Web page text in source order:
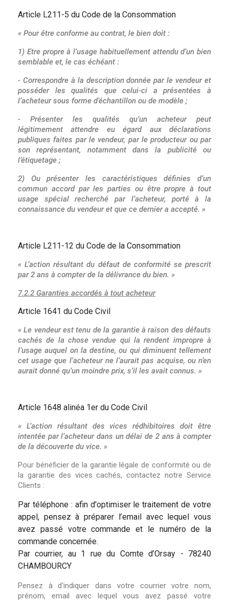
Article L211-5 du Code de la Consommation
« Pour être conforme au contrat, le bien doit :
1) Etre propre à l’usage habituellement attendu d’un bien
semblable et, le cas échéant :
- Correspondre à la description donnée par le vendeur et
posséder les qualités que celui-ci a présentées à
l’acheteur sous forme d’échantillon ou de modèle ;
- Présenter les qualités qu’un acheteur peut
légitimement attendre eu égard aux déclarations
publiques faites par le vendeur, par le producteur ou par
son représentant, notamment dans la publicité ou
l’étiquetage ;
2) Ou présenter les caractéristiques définies d’un
commun accord par les parties ou être propre à tout
usage spécial recherché par l’acheteur, porté à la
connaissance du vendeur et que ce dernier a accepté. »
Article L211-12 du Code de la Consommation
« L’action résultant du défaut de conformité se prescrit
par 2 ans à compter de la délivrance du bien. »
7.2.2 Garanties accordés à tout acheteur
Article 1641 du Code Civil
« Le vendeur est tenu de la garantie à raison des défauts
cachés de la chose vendue qui la rendent impropre à
l’usage auquel on la destine, ou qui diminuent tellement
cet usage que l’acheteur ne l’aurait pas acquise, ou n’en
aurait donné qu’un moindre prix, s’il les avait connus. »
Article 1648 alinéa 1er du Code Civil
« L’action résultant des vices rédhibitoires doit être
intentée par l’acheteur dans un délai de 2 ans à compter
de la découverte du vice. »
Pour bénéficier de la garantie légale de conformité ou de
la garantie des vices cachés, contactez notre Service
Clients :
Par téléphone : afin d'optimiser le traitement de votre
appel, pensez à préparer l’email avec lequel vous
avez passé votre commande et le numéro de la
commande concernée.
Par courrier, au 1 rue du Comte d’Orsay - 78240
CHAMBOURCY
Pensez à d'indiquer dans votre courrier votre nom,
prénom, email avec lequel vous avez passé votre